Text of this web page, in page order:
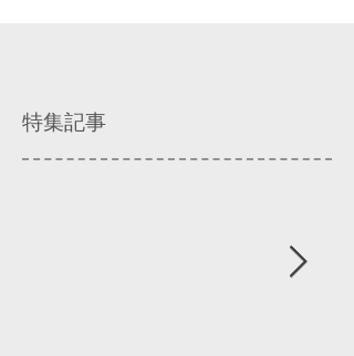
特集記事